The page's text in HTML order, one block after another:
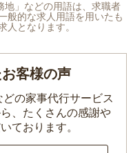
」などの用語は、求職者
般的な求人用語を用いたも
人となります。
客様の声
の家事代行サービス
、 たくさんの感謝や
ております。